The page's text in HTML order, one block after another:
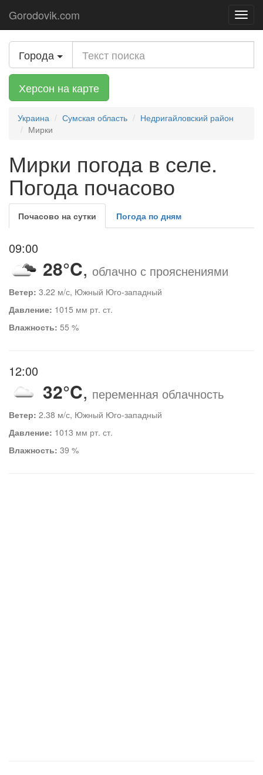
Gorodovik.com
Города
Херсон на карте
Украина Сумская область
Недригайловский район
Мирки
Мирки погода в селе.
Погода почасово
Почасово на сутки Погода по дням
09:00
28°C, облачно с прояснениями
Ветер: 3.22 м/с, Южный Юго-западный
Давление: 1015 мм рт. ст.
Влажность: 55 %
12:00
32°C, переменная облачность
Ветер: 2.38 м/с, Южный Юго-западный
Давление: 1013 мм рт. ст.
Влажность: 39 %